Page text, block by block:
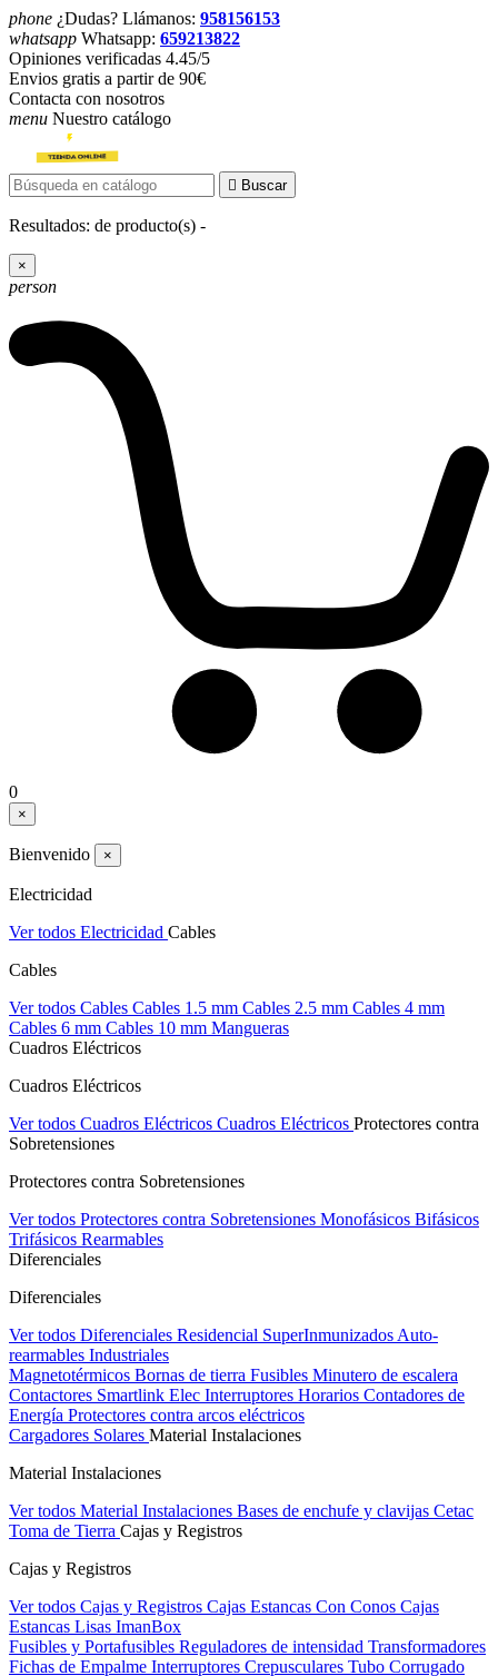
phone ¿Dudas? Llámanos: 958156153
whatsapp Whatsapp: 659213822
Opiniones verificadas 4.45/5
Envios gratis a partir de 90€
Contacta con nosotros
menu Nuestro catálogo
 Buscar
Resultados: de producto(s) -
×
person
0
×
Bienvenido ×
Electricidad
Ver todos Electricidad Cables
Cables
Ver todos Cables Cables 1.5 mm Cables 2.5 mm Cables 4 mm
Cables 6 mm Cables 10 mm Mangueras
Cuadros Eléctricos
Cuadros Eléctricos
Ver todos Cuadros Eléctricos Cuadros Eléctricos Protectores contra
Sobretensiones
Protectores contra Sobretensiones
Ver todos Protectores contra Sobretensiones Monofásicos Bifásicos
Trifásicos Rearmables
Diferenciales
Diferenciales
Ver todos Diferenciales Residencial SuperInmunizados Auto-
rearmables Industriales
Magnetotérmicos Bornas de tierra Fusibles Minutero de escalera
Contactores Smartlink Elec Interruptores Horarios Contadores de
Energía Protectores contra arcos eléctricos
Cargadores Solares Material Instalaciones
Material Instalaciones
Ver todos Material Instalaciones Bases de enchufe y clavijas Cetac
Toma de Tierra Cajas y Registros
Cajas y Registros
Ver todos Cajas y Registros Cajas Estancas Con Conos Cajas
Estancas Lisas ImanBox
Fusibles y Portafusibles Reguladores de intensidad Transformadores
Fichas de Empalme Interruptores Crepusculares Tubo Corrugado